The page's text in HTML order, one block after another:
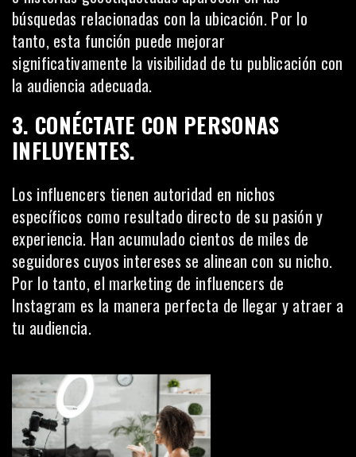
búsquedas relacionadas con la ubicación. Por lo
tanto, esta función puede mejorar
significativamente la visibilidad de tu publicación con
la audiencia adecuada.
3. CONÉCTATE CON PERSONAS
INFLUYENTES.
Los influencers tienen autoridad en nichos
específicos como resultado directo de su pasión y
experiencia. Han acumulado cientos de miles de
seguidores cuyos intereses se alinean con su nicho.
Por lo tanto, el marketing de influencers de
Instagram es la manera perfecta de llegar y atraer a
tu audiencia.